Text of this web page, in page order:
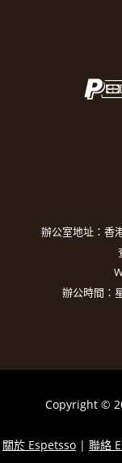
辦公室地址：香
辦公時間：
Copyright ©
關於 Espetsso | 聯絡